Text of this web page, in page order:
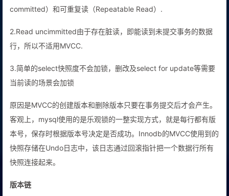
committed）和可重复读（Repeatable Read）.
2.Read uncimmitted由于存在脏读，即能读到未提交事务的数据
行，所以不适用MVCC.
3.简单的select快照度不会加锁，删改及select for update等需要
当前读的场景会加锁
原因是MVCC的创建版本和删除版本只要在事务提交后才会产生。
客观上，mysql使用的是乐观锁的一整实现方式，就是每行都有版
本号，保存时根据版本号决定是否成功。Innodb的MVCC使用到的
快照存储在Undo日志中，该日志通过回滚指针把一个数据行所有
快照连接起来。
版本链